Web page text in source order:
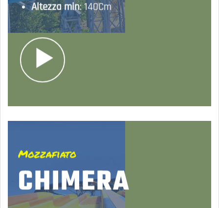
Altezza min: 140Cm
Mozzafiato
CHIMERA